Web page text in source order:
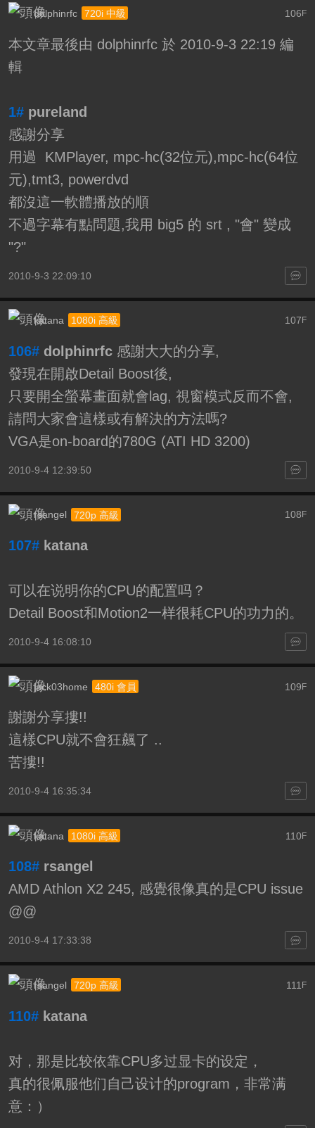
106 F
dolphinrfc 720i 中級
本文章最後由 dolphinrfc 於 2010-9-3 22:19 編
輯
1# pureland
感謝分享
用過 KMPlayer, mpc-hc(32位元),mpc-hc(64位
元),tmt3, powerdvd
都沒這一軟體播放的順
不過字幕有點問題,我用 big5 的 srt , "會" 變成
"?"
2010-9-3 22:09:10
107 F
katana 1080i 高級
106# dolphinrfc 感謝大大的分享,
發現在開啟Detail Boost後,
只要開全螢幕畫面就會lag, 視窗模式反而不會,
請問大家會這樣或有解決的方法嗎?
VGA是on-board的780G (ATI HD 3200)
2010-9-4 12:39:50
108 F
rsangel 720p 高級
107# katana
可以在说明你的CPU的配置吗？
Detail Boost和Motion2一样很耗CPU的功力的。
2010-9-4 16:08:10
109F
jack03home 480i 會員
謝謝分享摟!!
這樣CPU就不會狂飆了 ..
苦摟!!
2010-9-4 16:35:34
110F
katana 1080i 高級
108# rsangel
AMD Athlon X2 245, 感覺很像真的是CPU issue
@@
2010-9-4 17:33:38
111 F
rsangel 720p 高級
110# katana
对，那是比较依靠CPU多过显卡的设定，
真的很佩服他们自己设计的program，非常满
意：）